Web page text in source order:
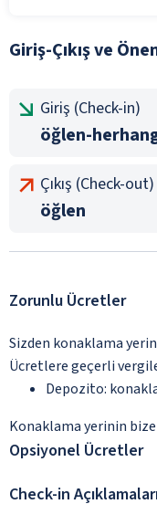
Giriş-Çıkış ve
Giriş (Check-in)
öğlen-
Çıkış (Check-out)
öğlen
Zorunlu Ücretler
Sizden konaklama
Ücretlere geçerli
Depozito:
Konaklama yerinin
Opsiyonel Ücretler
Check-in